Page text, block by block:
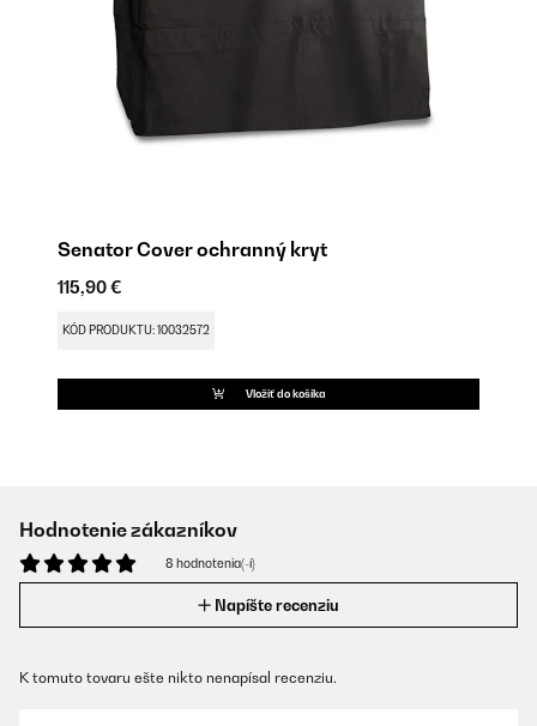
Senator Cover ochranný kryt
115,90 €
KÓD PRODUKTU: 10032572
Vložiť do košíka
Hodnotenie zákazníkov
8 hodnotenia(-í)
Napíšte recenziu
K tomuto tovaru ešte nikto nenapísal recenziu.